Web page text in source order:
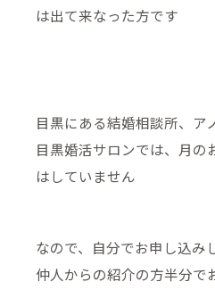
は出て来なった方です
目黒にある結婚相談所、ア
目黒婚活サロンでは、月の
はしていません
なので、自分でお申し込み
仲人からの紹介の方半分で